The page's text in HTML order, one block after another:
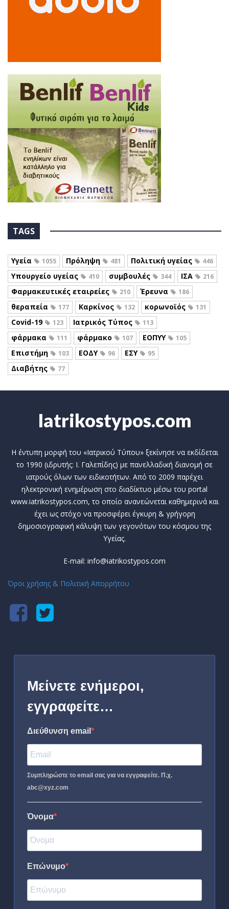
TAGS
Υγεία 1055 Πρόληψη 481 Πολιτική υγείας 446
Υπουργείο υγείας 410 συμβουλές 344 ΙΣΑ 216
Φαρμακευτικές εταιρείες 210 Έρευνα 186
θεραπεία 177 Καρκίνος 132 κορωνοϊός 131
Covid-19 123 Ιατρικός Τύπος 113
φάρμακα 111 φάρμακο 107 ΕΟΠΥΥ 105
Επιστήμη 103 ΕΟΔΥ 96 ΕΣΥ 95
Διαβήτης 77
Iatrikostypos.com
Η έντυπη μορφή του «Ιατρικού Τύπου» ξεκίνησε να εκδίδεται
το 1990 (ιδρυτής: Ι. Γαλεπίδης) με πανελλαδική διανομή σε
ιατρούς όλων των ειδικοτήτων. Από το 2009 παρέχει
ηλεκτρονική ενημέρωση στο διαδίκτυο μέσω του portal
www.iatrikostypos.com, το οποίο ανανεώνεται καθημερινά και
έχει ως στόχο να προσφέρει έγκυρη & γρήγορη
δημοσιογραφική κάλυψη των γεγονότων του κόσμου της
Υγείας.
E-mail: info@iatrikostypos.com
Όροι χρήσης & Πολιτική Απορρήτου
Μείνετε ενήμεροι,
εγγραφείτε…
Διεύθυνση email
Συμπληρώστε το email σας για να εγγραφείτε. Π.χ.
abc@xyz.com
Όνομα
Επώνυμο